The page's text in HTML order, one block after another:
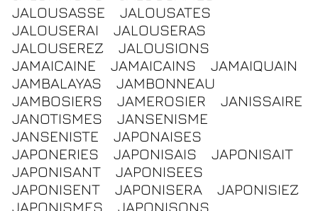
JALOUSASSE
JALOUSATES
JALOUSERAI
JALOUSERAS
JALOUSEREZ
JALOUSIONS
JAMAICAINE
JAMAICAINS
JAMAIQUAIN
JAMBALAYAS
JAMBONNEAU
JAMBOSIERS
JAMEROSIER
JANISSAIRE
JANOTISMES
JANSENISME
JANSENISTE
JAPONAISES
JAPONERIES
JAPONISAIS
JAPONISAIT
JAPONISANT
JAPONISEES
JAPONISENT
JAPONISERA
JAPONISIEZ
JAPONISMES
JAPONISONS